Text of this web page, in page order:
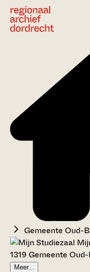
Gemeente Oud-
1319 Gemeente
Meer...